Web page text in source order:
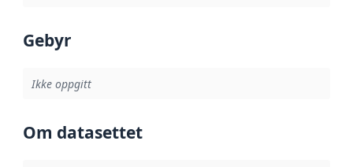
Gebyr
Ikke oppgitt
Om datasettet